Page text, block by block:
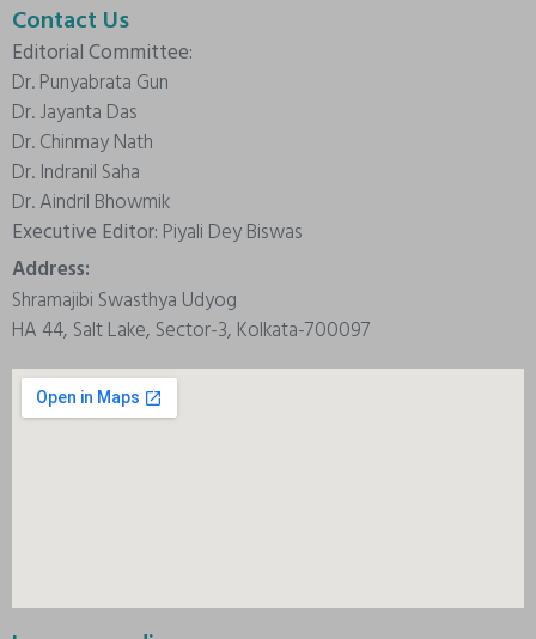
Contact Us
Editorial Committee:
Dr. Punyabrata Gun
Dr. Jayanta Das
Dr. Chinmay Nath
Dr. Indranil Saha
Dr. Aindril Bhowmik
Executive Editor: Piyali Dey Biswas
Address:
Shramajibi Swasthya Udyog
HA 44, Salt Lake, Sector-3, Kolkata-700097